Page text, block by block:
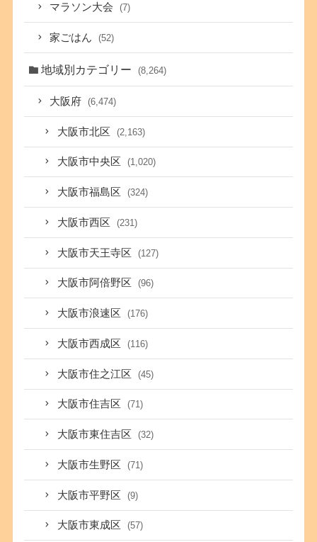
マラソン大会 (7)
家ごはん (52)
地域別カテゴリー (8,264)
大阪府 (6,474)
大阪市北区 (2,163)
大阪市中央区 (1,020)
大阪市福島区 (324)
大阪市西区 (231)
大阪市天王寺区 (127)
大阪市阿倍野区 (96)
大阪市浪速区 (176)
大阪市西成区 (116)
大阪市住之江区 (45)
大阪市住吉区 (71)
大阪市東住吉区 (32)
大阪市生野区 (71)
大阪市平野区 (9)
大阪市東成区 (57)